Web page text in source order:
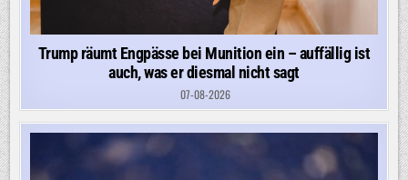
Trump räumt Engpässe bei Munition ein – auffällig ist
auch, was er diesmal nicht sagt
07-08-2026